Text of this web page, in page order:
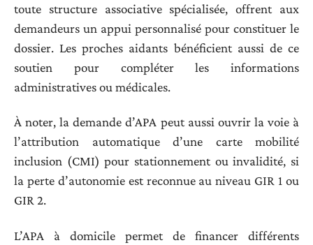
toute structure associative spécialisée, offrent aux
demandeurs un appui personnalisé pour constituer le
dossier. Les proches aidants bénéficient aussi de ce
soutien pour compléter les informations
administratives ou médicales.
À noter, la demande d’APA peut aussi ouvrir la voie à
l’attribution automatique d’une carte mobilité
inclusion (CMI) pour stationnement ou invalidité, si
la perte d’autonomie est reconnue au niveau GIR 1 ou
GIR 2.
L’APA à domicile permet de financer différents